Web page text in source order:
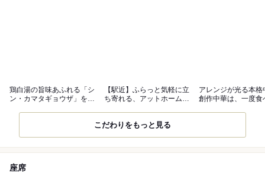
鶏白湯の旨味あふれる「シ
ン・カマタギョウザ」をご
【駅近】ふらっと気軽に立
ち寄れる、アットホームな
アレンジが光る本格
創作中華は、一度食
こだわりをもっと見る
座席